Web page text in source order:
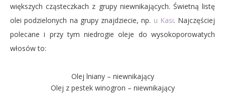
większych cząsteczkach z grupy niewnikających. Świetną listę
olei podzielonych na grupy znajdziecie, np. u Kasi. Najczęściej
polecane i przy tym niedrogie oleje do wysokoporowatych
włosów to:
Olej lniany – niewnikający
Olej z pestek winogron – niewnikający